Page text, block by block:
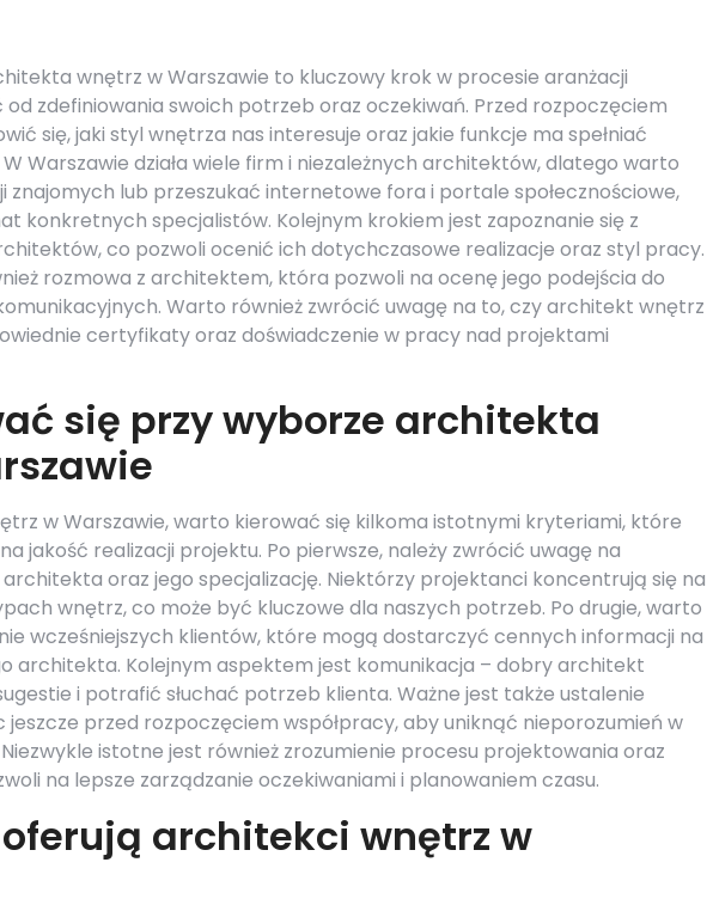
wnętrz w Warszawie to kluczowy krok w procesie aranżacji
zdefiniowania swoich potrzeb oraz oczekiwań. Przed rozpoczęciem
się, jaki styl wnętrza nas interesuje oraz jakie funkcje ma spełniać
Warszawie działa wiele firm i niezależnych architektów, dlatego warto
znajomych lub przeszukać internetowe fora i portale społecznościowe,
konkretnych specjalistów. Kolejnym krokiem jest zapoznanie się z
co pozwoli ocenić ich dotychczasowe realizacje oraz styl pracy.
rozmowa z architektem, która pozwoli na ocenę jego podejścia do
Warto również zwrócić uwagę na to, czy architekt wnętrz
certyfikaty oraz doświadczenie w pracy nad projektami
się przy wyborze architekta
w Warszawie, warto kierować się kilkoma istotnymi kryteriami, które
jakość realizacji projektu. Po pierwsze, należy zwrócić uwagę na
oraz jego specjalizację. Niektórzy projektanci koncentrują się na
wnętrz, co może być kluczowe dla naszych potrzeb. Po drugie, warto
wcześniejszych klientów, które mogą dostarczyć cennych informacji na
architekta. Kolejnym aspektem jest komunikacja – dobry architekt
i potrafić słuchać potrzeb klienta. Ważne jest także ustalenie
jeszcze przed rozpoczęciem współpracy, aby uniknąć nieporozumień w
istotne jest również zrozumienie procesu projektowania oraz
na lepsze zarządzanie oczekiwaniami i planowaniem czasu.
architekci wnętrz w